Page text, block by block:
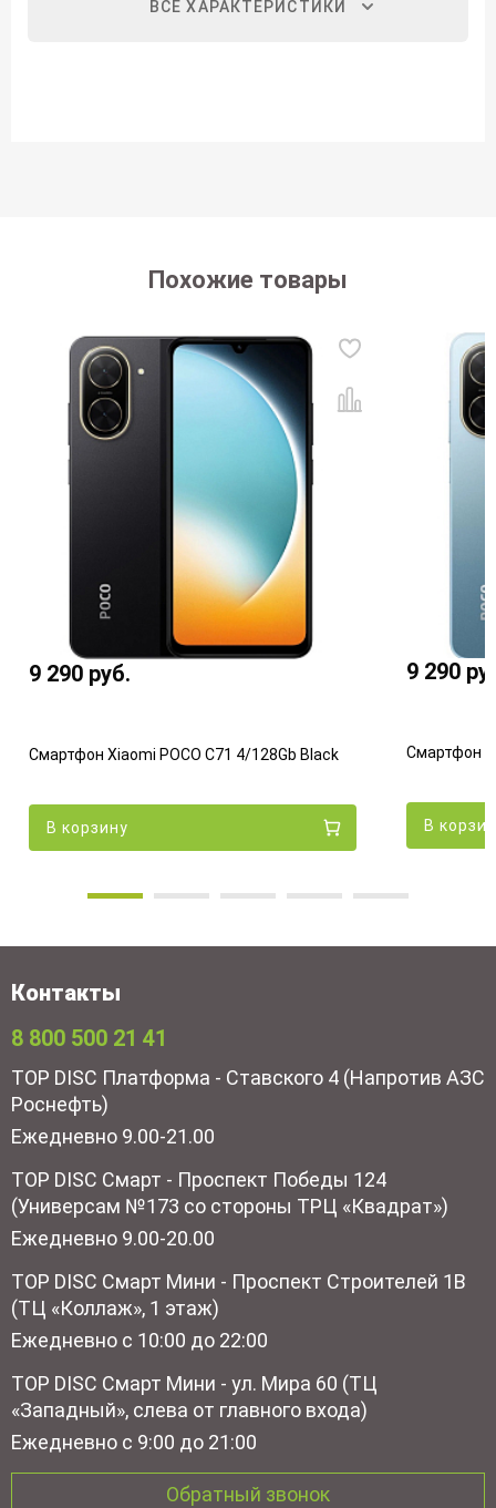
ВСЕ ХАРАКТЕРИСТИКИ
Похожие товары
9 290 руб.
Смартфон Xiaomi POCO C71 4/128Gb Black
В корзину
9 290
Смартфон
В
Контакты
8 800 500 21 41
TOP DISC Платформа - Ставского 4 (Напротив АЗС
Роснефть)
Ежедневно 9.00-21.00
TOP DISC Смарт - Проспект Победы 124
(Универсам №173 со стороны ТРЦ «Квадрат»)
Ежедневно 9.00-20.00
TOP DISC Смарт Мини - Проспект Строителей 1В
(ТЦ «Коллаж», 1 этаж)
Ежедневно с 10:00 до 22:00
TOP DISC Смарт Мини - ул. Мира 60 (ТЦ
«Западный», слева от главного входа)
Ежедневно с 9:00 до 21:00
Обратный звонок